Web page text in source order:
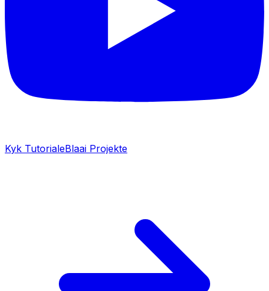
Kyk TutorialeBlaai Projekte